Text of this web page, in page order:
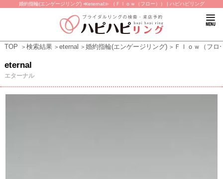
婚約指輪(エンゲージリング) ≪eternal≫ （Ｆｌｏｗ（フロー）） | ハピハピリング
TOP 検索結果 eternal 婚約指輪(エンゲージリング) Ｆｌｏｗ（フロ
eternal
エターナル